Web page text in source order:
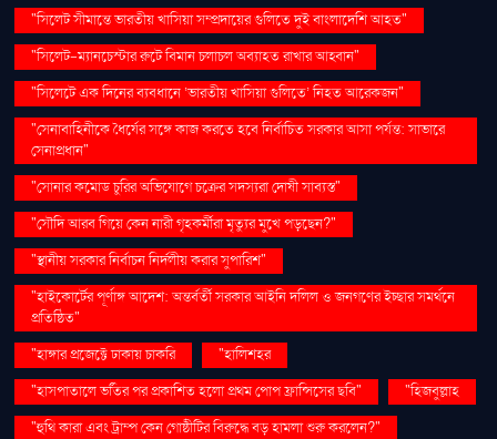
"সিলেট সীমান্তে ভারতীয় খাসিয়া সম্প্রদায়ের গুলিতে দুই বাংলাদেশি আহত"
"সিলেট-ম্যানচেস্টার রুটে বিমান চলাচল অব্যাহত রাখার আহ্বান"
"সিলেটে এক দিনের ব্যবধানে ‘ভারতীয় খাসিয়া গু‌লিতে’ নিহত আরেকজন"
"সেনাবাহিনীকে ধৈর্যের সঙ্গে কাজ করতে হবে নির্বাচিত সরকার আসা পর্যন্ত: সাভারে
সেনাপ্রধান"
"সোনার কমোড চুরির অভিযোগে চক্রের সদস্যরা দোষী সাব্যস্ত"
"সৌদি আরব গিয়ে কেন নারী গৃহকর্মীরা মৃত্যুর মুখে পড়ছেন?"
"স্থানীয় সরকার নির্বাচন নির্দলীয় করার সুপারিশ"
"হাইকোর্টের পূর্ণাঙ্গ আদেশ: অন্তর্বর্তী সরকার আইনি দলিল ও জনগণের ইচ্ছার সমর্থনে
প্রতিষ্ঠিত"
"হাঙ্গার প্রজেক্টে ঢাকায় চাকরি
"হালিশহর
"হাসপাতালে ভর্তির পর প্রকাশিত হলো প্রথম পোপ ফ্রান্সিসের ছবি"
"হিজবুল্লাহ
"হুথি কারা এবং ট্রাম্প কেন গোষ্ঠীটির বিরুদ্ধে বড় হামলা শুরু করলেন?"